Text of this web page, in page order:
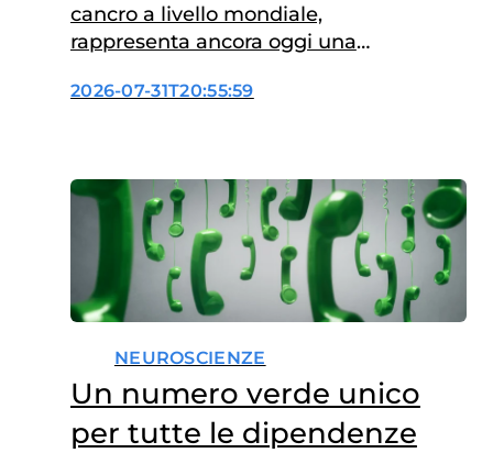
cancro a livello mondiale,
rappresenta ancora oggi una
se il fumo di sigaretta resta il
genetica, ancora poco esplorato
è il ruolo delle abitudini
alimentari. Questa l’area di
ricerca del dottor Mirko…
2026-07-31T20:55:59
NEUROSCIENZE
Un numero verde unico
per tutte le dipendenze